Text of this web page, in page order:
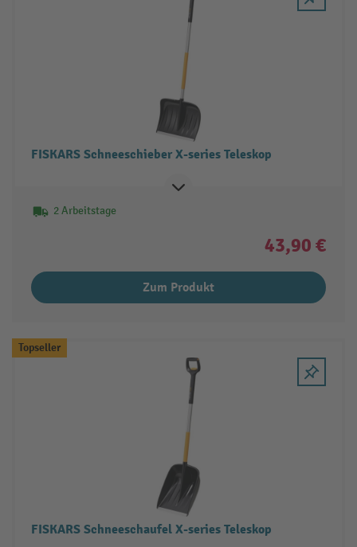
FISKARS Schneeschieber X-series Teleskop
2 Arbeitstage
43,90 €
Zum Produkt
Topseller
FISKARS Schneeschaufel X-series Teleskop